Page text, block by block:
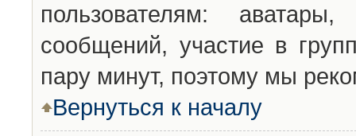
пользователям:
сообщений, участие в
пару минут, поэтому мы
Вернуться к началу